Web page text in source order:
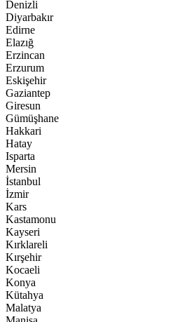
Denizli
Diyarbakır
Edirne
Elazığ
Erzincan
Erzurum
Eskişehir
Gaziantep
Giresun
Gümüşhane
Hakkari
Hatay
Isparta
Mersin
İstanbul
İzmir
Kars
Kastamonu
Kayseri
Kırklareli
Kırşehir
Kocaeli
Konya
Kütahya
Malatya